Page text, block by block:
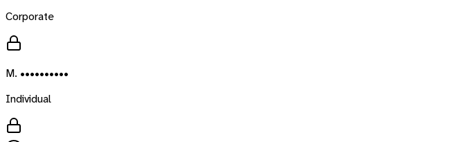
Corporate
M. ••••••••••
Individual